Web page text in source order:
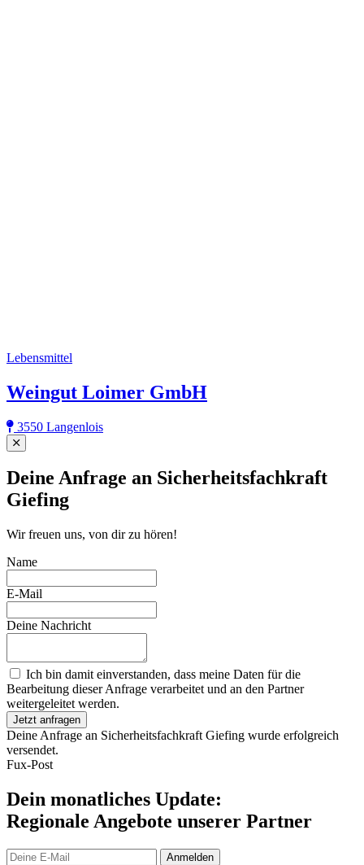
Lebensmittel
Weingut Loimer GmbH
3550 Langenlois
Close
Deine Anfrage an Sicherheitsfachkraft
Giefing
Wir freuen uns, von dir zu hören!
Name
E-Mail
Deine Nachricht
Ich bin damit einverstanden, dass meine Daten für die
Bearbeitung dieser Anfrage verarbeitet und an den Partner
weitergeleitet werden.
Jetzt anfragen
Deine Anfrage an Sicherheitsfachkraft Giefing wurde erfolgreich
versendet.
Fux-Post
Dein monatliches Update:
Regionale Angebote unserer Partner
Anmelden